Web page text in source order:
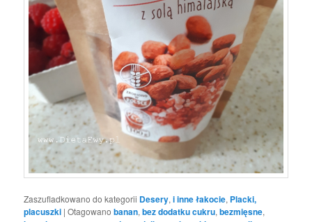
Zaszufladkowano do kategorii Desery,i inne łakocie, Placki,
placuszki |Otagowano banan,bez dodatku cukru,bezmięsne,